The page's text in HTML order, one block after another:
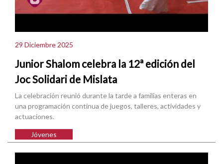
29 Diciembre 2025
Junior Shalom celebra la 12ª edición del
Joc Solidari de Mislata
La celebración reunió durante la tarde a familias enteras en
una programación continua de juegos, talleres, actividades y
actuaciones.
Jóvenes